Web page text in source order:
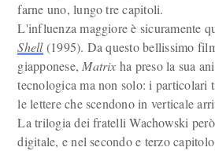
farne uno, lungo tre capitoli.
L'influenza maggiore è sicuramente
Shell(1995). Da questo bellissimo
giapponese, Matrix ha preso la sua
tecnologica ma non solo: i particolari
le lettere che scendono in verticale
La trilogia dei fratelli Wachowski
digitale, e nel secondo e terzo